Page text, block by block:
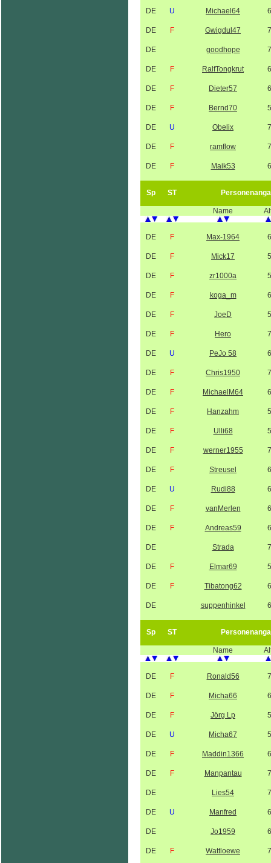
DE U Michael64
DE F Gwigdul47
DE goodhope
DE F RalfTongkrut
DE F Dieter57
DE F Bernd70
DE U Obelix
DE F ramflow
DE F Maik53
Sp ST
Name
DE F Max-1964
DE F Mick17
DE F zr1000a
DE F koga_m
DE F JoeD
DE F Hero
DE U PeJo 58
DE F Chris1950
DE F MichaelM64
DE F Hanzahm
DE F Ulli68
DE F werner1955
DE F Streusel
DE U Rudi88
DE F vanMerlen
DE F Andreas59
DE Strada
DE F Elmar69
DE F Tibatong62
DE suppenhinkel
Sp ST
Name
DE F Ronald56
DE F Micha66
DE F Jörg Lp
DE U Micha67
DE F Maddin1366
DE F Manpantau
DE Lies54
DE U Manfred
DE Jo1959
DE F Wattloewe